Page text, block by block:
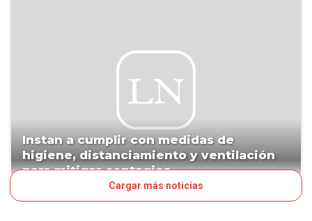
Instan a cumplir con medidas de
higiene, distanciamiento y ventilación
para mitigar contagios
Cargar más noticias